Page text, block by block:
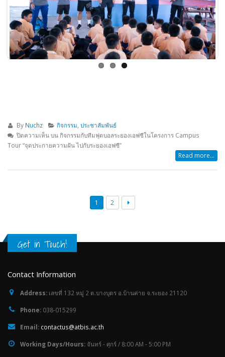
Previous Next
By Nuchz กิจกรรม ,ประชาสัมพันธ์
ปิดความเห็นบน กิจกรรมกับทีมฟุตบอลระยองเอฟซีในโครงการ Campus
Tour “จุดประกายความฝัน ไปกับระยองเอฟซี”
Read more...
1 2
Get in Touch!
Contact Information
Address: เลขที่ 132 หมู่ 2 ต.บางบุตร อ.บ้านค่าย จ.ระยอง 21120
Phone: 038-015299
Email: contactus@atbis.ac.th
Working Days/Hours: จันทร์ - ศุกร์ / 8:00 AM - 5:00 PM